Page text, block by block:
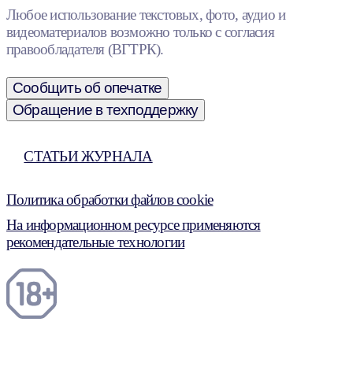
Любое использование текстовых, фото, аудио и
видеоматериалов возможно только с согласия
правообладателя (ВГТРК).
Сообщить об опечатке
Обращение в техподдержку
СТАТЬИ ЖУРНАЛА
Политика обработки файлов cookie
На информационном ресурсе применяются
рекомендательные технологии